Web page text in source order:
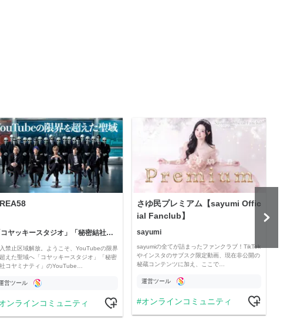
「コヤッキースタジオ」「秘密結社コヤミナティ」
禁止区域解放。ようこそ、YouTubeの限界
えた聖域へ「コヤッキースタジオ」「秘密
コヤミナティ」のYouTube…
営ツール
ンラインコミュニティ
さゆ民プレミアム【sayumi Offic
ial Fanclub】
sayumi
sayumiの全てが詰まったファンクラブ！TikTok
やインスタのサブスク限定動画、現在非公開の
秘蔵コンテンツに加え、ここで…
運営ツール
オンラインコミュニティ